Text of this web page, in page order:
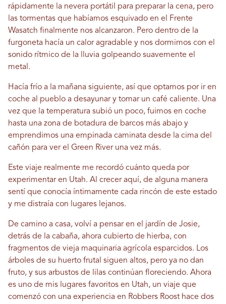
rápidamente la nevera portátil para preparar la cena, pero
las tormentas que habíamos esquivado en el Frente
Wasatch finalmente nos alcanzaron. Pero dentro de la
furgoneta hacía un calor agradable y nos dormimos con el
sonido rítmico de la lluvia golpeando suavemente el
metal.
Hacía frío a la mañana siguiente, así que optamos por ir en
coche al pueblo a desayunar y tomar un café caliente. Una
vez que la temperatura subió un poco, fuimos en coche
hasta una zona de botadura de barcos más abajo y
emprendimos una empinada caminata desde la cima del
cañón para ver el Green River una vez más.
Este viaje realmente me recordó cuánto queda por
experimentar en Utah. Al crecer aquí, de alguna manera
sentí que conocía íntimamente cada rincón de este estado
y me distraía con lugares lejanos.
De camino a casa, volví a pensar en el jardín de Josie,
detrás de la cabaña, ahora cubierto de hierba, con
fragmentos de vieja maquinaria agrícola esparcidos. Los
árboles de su huerto frutal siguen altos, pero ya no dan
fruto, y sus arbustos de lilas continúan floreciendo. Ahora
es uno de mis lugares favoritos en Utah, un viaje que
comenzó con una experiencia en Robbers Roost hace dos